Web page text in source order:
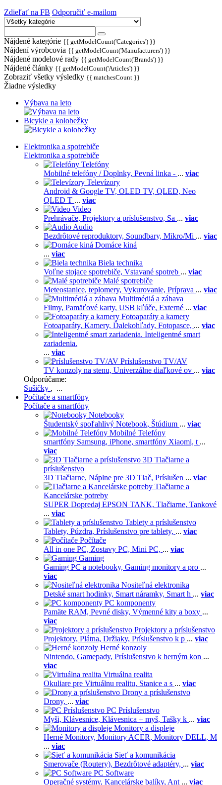
Zdieľať na FB Odporučiť e-mailom
Nájdené kategórie {{ getModelCount('Categories') }}
Nájdení výrobcovia {{ getModelCount('Manufacturers') }}
Nájdené modelové rady {{ getModelCount('Brands') }}
Nájdené články {{ getModelCount('Articles') }}
Zobraziť všetky výsledky {{ matchesCount }}
Žiadne výsledky
Výbava na leto
Bicykle a kolobežky
Elektronika a spotrebiče
Elektronika a spotrebiče
Telefóny
Mobilné telefóny / Doplnky, Pevná linka - ... viac
Televízory
Android & Google TV, OLED TV, QLED, Neo
QLED T ... viac
Video
Prehrávače, Projektory a príslušenstvo, Sa ... viac
Audio
Bezdrôtové reproduktory, Soundbary, Mikro/Mi ... viac
Domáce kiná
... viac
Biela technika
Voľne stojace spotrebiče, Vstavané spotreb ... viac
Malé spotrebiče
Meteostanice, teplomery, Vykurovanie, Príprava ... viac
Multimédiá a zábava
Filmy, Pamäťové karty, USB kľúče, Externé ... viac
Fotoaparáty a kamery
Fotoaparáty, Kamery, Ďalekohľady, Fotopasce, ... viac
Inteligentné smart
zariadenia.
... viac
Príslušenstvo TV/AV
TV konzoly na stenu, Univerzálne diaľkové ov ... viac
Odporúčame:
Sušičky , ...
Počítače a smartfóny
Počítače a smartfóny
Notebooky
Študentský spoľahlivý Notebook, Štúdium ... viac
Mobilné Telefóny
smartfóny Samsung, iPhone, smartfóny Xiaomi, t ...
viac
3D Tlačiarne a
príslušenstvo
3D Tlačiarne, Náplne pre 3D Tlač, Príslušen ... viac
Tlačiarne a
Kancelárske potreby
SUPER Dopredaj EPSON TANK, Tlačiarne, Tankové
... viac
Tablety a príslušenstvo
Tablety, Púzdra, Príslušenstvo pre tablety, ... viac
Počítače
All in one PC, Zostavy PC, Mini PC, ... viac
Gaming
Gaming PC a notebooky, Gaming monitory a pro ...
viac
Nositeľná elektronika
Detské smart hodinky, Smart náramky, Smart h ... viac
PC komponenty
Pamäte RAM, Pevné disky, Výmenné kity a boxy ...
viac
Projektory a príslušenstvo
Projektory, Plátna, Držiaky, Príslušenstvo k p ... viac
Herné konzoly
Nintendo, Gamepady, Príslušenstvo k herným kon ...
viac
Virtuálna realita
Okuliare pre Virtuálnu realitu, Stanice a s ... viac
Drony a príslušenstvo
Drony, ... viac
PC Príslušenstvo
Myši, Klávesnice, Klávesnica + myš, Tašky k ... viac
Monitory a displeje
Herné Monitory, Monitory ACER, Monitory DELL, M
... viac
Sieť a komunikácia
Smerovače (Routery), Bezdrôtové adaptéry, ... viac
PC Software
Operačné systémy, Kancelárske balíky, Ant ... viac